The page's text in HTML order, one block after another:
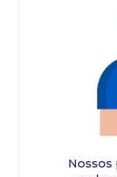
Nossos